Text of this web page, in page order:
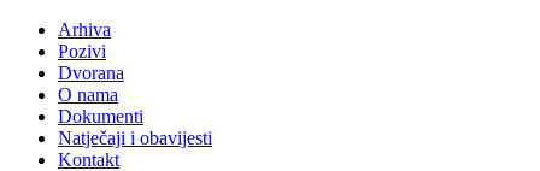
Arhiva
Pozivi
Dvorana
O nama
Dokumenti
Natječaji i obavijesti
Kontakt